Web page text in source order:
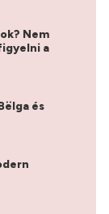
Nem
a
és